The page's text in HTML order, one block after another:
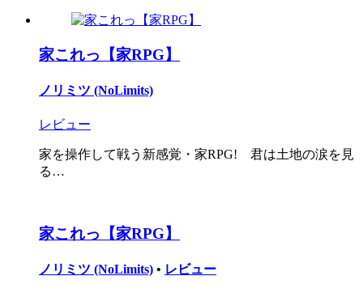
家これっ【家RPG】
ノリミツ (NoLimits)
レビュー
家を操作して戦う新感覚・家RPG! 君は土地の涙を見
る…
家これっ【家RPG】
ノリミツ (NoLimits) • レビュー